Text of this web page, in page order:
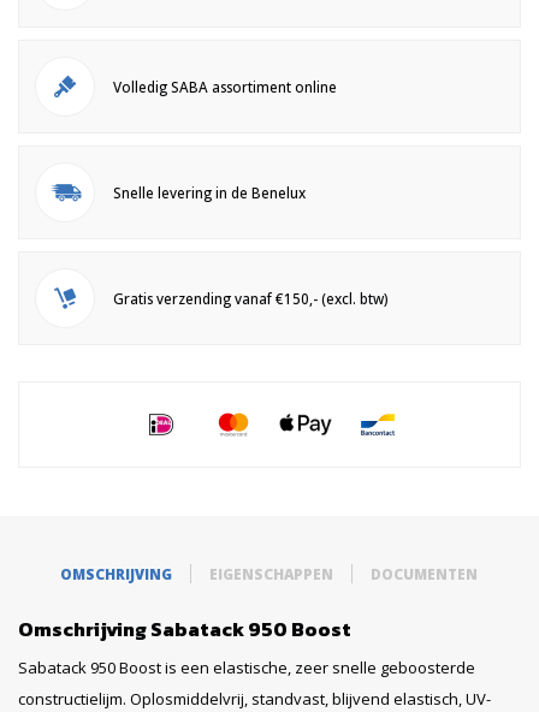
Volledig SABA assortiment online
Snelle levering in de Benelux
Gratis verzending vanaf €150,- (excl. btw)
OMSCHRIJVING EIGENSCHAPPEN DOCUMENTEN
Omschrijving Sabatack 950 Boost
Sabatack 950 Boost is een elastische, zeer snelle geboosterde
constructielijm. Oplosmiddelvrij, standvast, blijvend elastisch, UV-